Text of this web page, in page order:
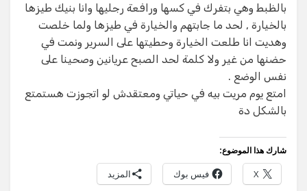
بالظبط وهي بتفرك في كسها ورافعة رجليها وانا بنيك طيزها
بالخيارة , لحد ما جابتهم والخيارة في طيزها ولما خلصت
وهديت انا طلعت الخيارة وحطيتها على السرير ونمت في
حضنها من غير ولا كلمة لحد الصبح عريانين وصحينا على
نفس الوضع .
امتع يوم مريت بيه في حياتي ومعتقدش لو اتجوزت هستمتع
بالشكل دة
شارك هذا الموضوع:
X فيس بوك المزيد